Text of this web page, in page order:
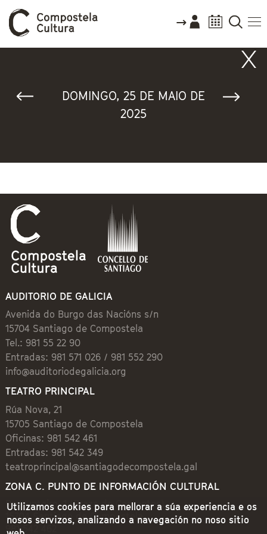
DOMINGO, 25 DE MAIO DE
2025
AUDITORIO DE GALICIA
Avenida do Burgo das Nacións s/n
15704 Santiago de Compostela
Tel.: 981 55 22 90
Entradas: 981 571 026 / 981 552 290
info@auditoriodegalicia.org
TEATRO PRINCIPAL
Rúa Nova, 21
15705 Santiago de Compostela
Oficinas: 981 542 461
Entradas: 981 542 349
teatroprincipal@santiagodecompostela.gal
ZONA C. PUNTO DE INFORMACIÓN CULTURAL
Preguntoiro, 1 (Praza de Cervantes)
15704 Santiago de Compostela
981 542 462
Utilizamos cookies para mellorar a súa experiencia e os
nosos servizos, analizando a navegación no noso sitio